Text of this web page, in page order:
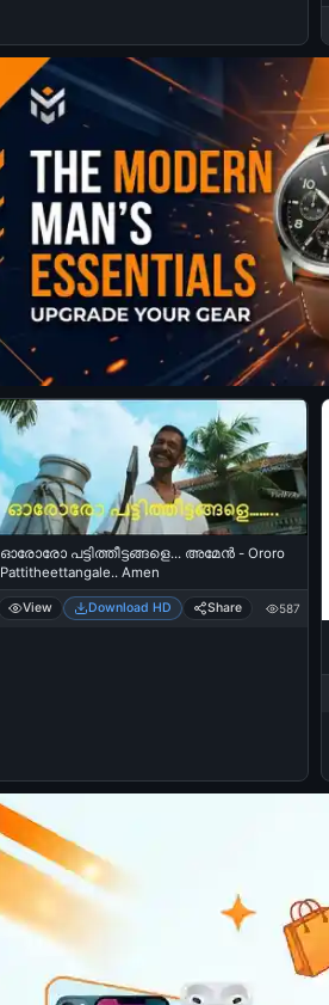
ഓരോരോ പട്ടിത്തീട്ടങ്ങളെ... അമേന്‍ - Ororo
Pattitheettangale.. Amen
View Download HD Share 587